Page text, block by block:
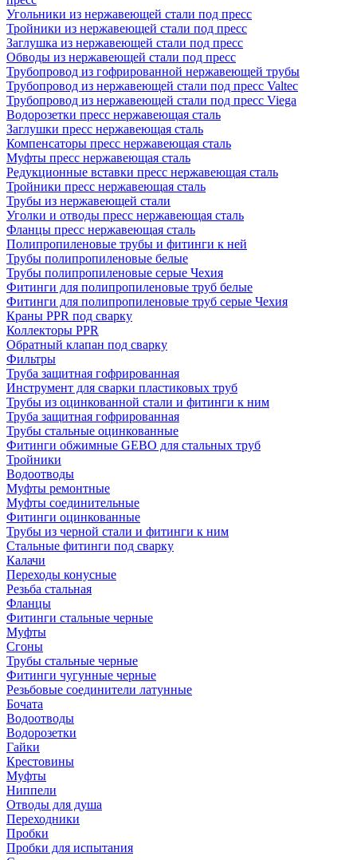
Угольники из нержавеющей стали под пресс
Тройники из нержавеющей стали под пресс
Заглушка из нержавеющей стали под пресс
Обводы из нержавеющей стали под пресс
Трубопровод из гофрированной нержавеющей трубы
Трубопровод из нержавеющей стали под пресс Valtec
Трубопровод из нержавеющей стали под пресс Viega
Водорозетки пресс нержавеющая сталь
Заглушки пресс нержавеющая сталь
Компенсаторы пресс нержавеющая сталь
Муфты пресс нержавеющая сталь
Редукционные вставки пресс нержавеющая сталь
Тройники пресс нержавеющая сталь
Трубы из нержавеющей стали
Уголки и отводы пресс нержавеющая сталь
Фланцы пресс нержавеющая сталь
Полипропиленовые трубы и фитинги к ней
Трубы полипропиленовые белые
Трубы полипропиленовые серые Чехия
Фитинги для полипропиленовые труб белые
Фитинги для полипропиленовые труб серые Чехия
Краны PPR под сварку
Коллекторы PPR
Обратный клапан под сварку
Фильтры
Труба защитная гофрированная
Инструмент для сварки пластиковых труб
Трубы из оцинкованной стали и фитинги к ним
Труба защитная гофрированная
Трубы стальные оцинкованные
Фитинги обжимные GEBO для стальных труб
Тройники
Водоотводы
Муфты ремонтные
Муфты соединительные
Фитинги оцинкованные
Трубы из черной стали и фитинги к ним
Стальные фитинги под сварку
Калачи
Переходы конусные
Резьба стальная
Фланцы
Фитинги стальные черные
Муфты
Сгоны
Трубы стальные черные
Фитинги чугунные черные
Резьбовые соединители латунные
Бочата
Водоотводы
Водорозетки
Гайки
Крестовины
Муфты
Ниппели
Отводы для душа
Переходники
Пробки
Пробки для испытания